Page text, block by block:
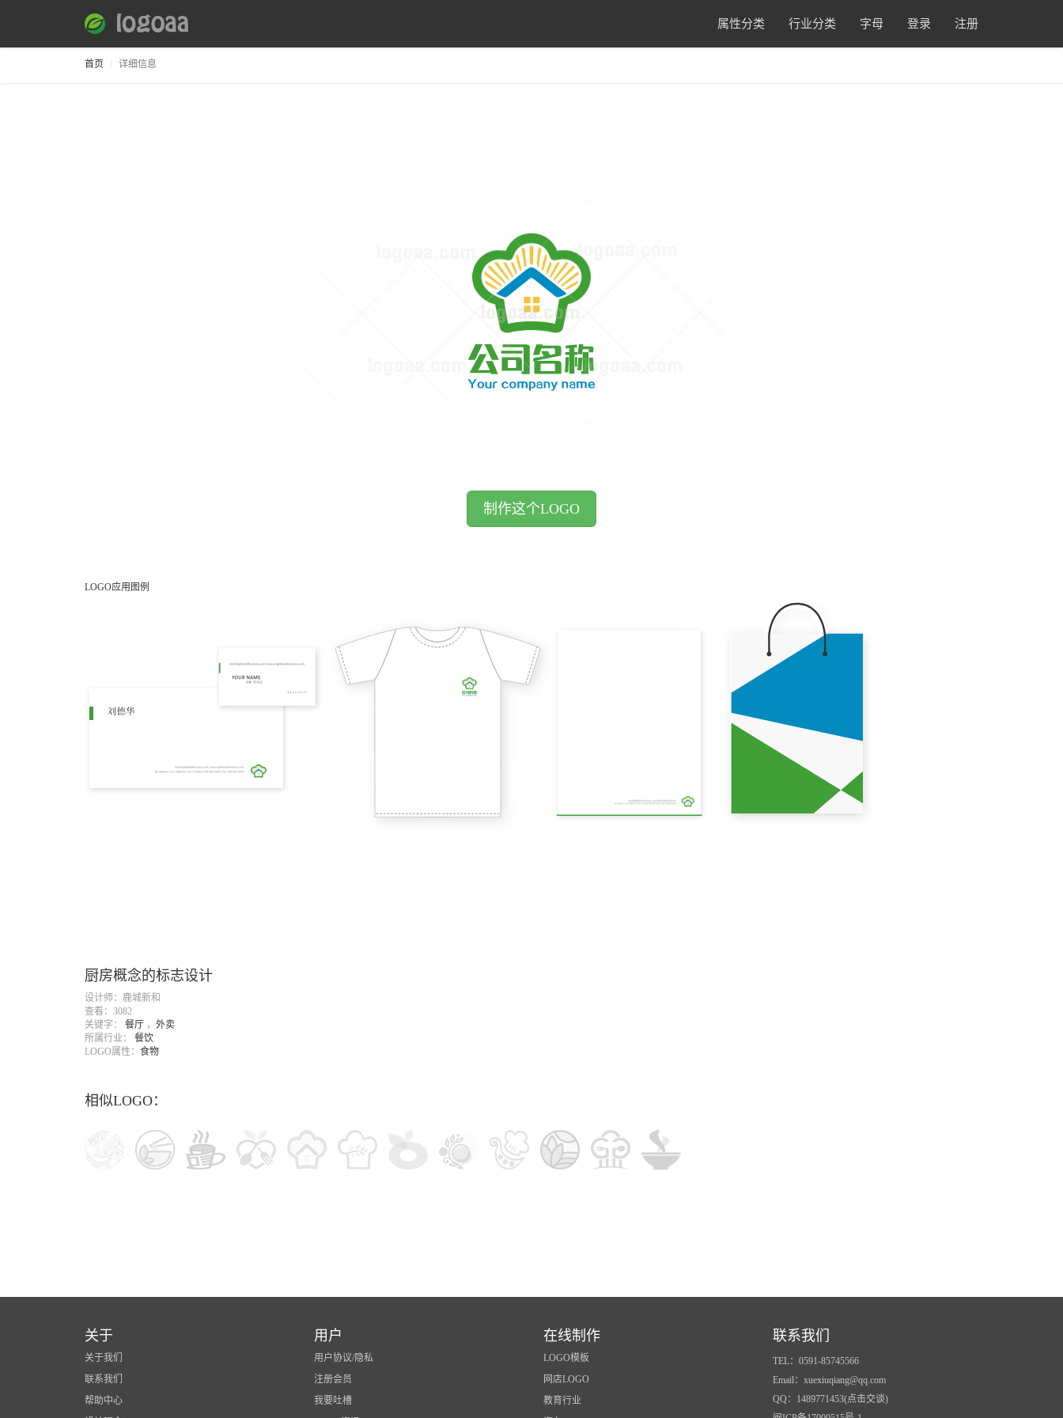
属性分类 行业分类 字母 登录 注册
首页 详细信息
制作这个LOGO
LOGO应用图例
厨房概念的标志设计
设计师：鹿城新和
查看：3082
关键字： 餐厅 ， 外卖
所属行业： 餐饮
LOGO属性： 食物
相似LOGO：
关于
关于我们
联系我们
帮助中心
用户
用户协议/隐私
注册会员
我要吐槽
在线制作
LOGO模板
网店LOGO
教育行业
联系我们
TEL：0591-85745566
Email：xuexiuqiang@qq.com
QQ：1489771453(点击交谈)